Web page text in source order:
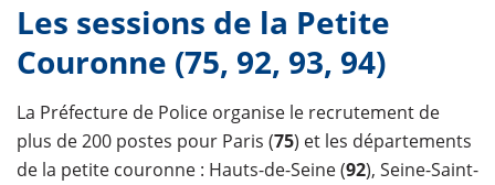
Les sessions de la Petite
Couronne (75, 92, 93, 94)
La Préfecture de Police organise le recrutement de
plus de 200 postes pour Paris (75) et les départements
de la petite couronne : Hauts-de-Seine (92), Seine-Saint-